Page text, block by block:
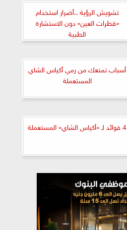
تشويش الرؤية ..أضرار استخدام
«قطرات العين» دون الاستشارة
الطبية
أسباب تمنعك من رمي أكياس الشاي
المستعملة
4 فوائد لـ «أكياس الشاي» المستعملة